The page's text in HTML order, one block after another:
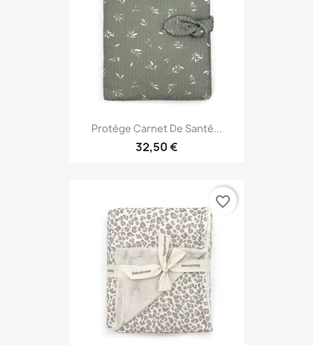
Protège Carnet De Santé...
32,50 €
favorite_border